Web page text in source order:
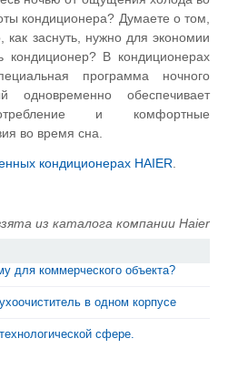
кондиционера? Думаете о том,
как заснуть, нужно для экономии
кондиционер? В кондиционерах
программа ночного
одновременно обеспечивает
и комфортные
во время сна.
кондиционерах HAIER
из каталога компании Haier
для коммерческого объекта?
в одном корпусе
сфере.